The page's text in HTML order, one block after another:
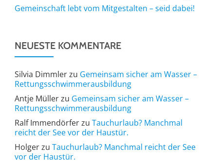
Gemeinschaft lebt vom Mitgestalten – seid dabei!
NEUESTE KOMMENTARE
Silvia Dimmlerzu Gemeinsam sicher am Wasser –
Rettungsschwimmerausbildung
Antje Müllerzu Gemeinsam sicher am Wasser –
Rettungsschwimmerausbildung
Ralf Immendörferzu Tauchurlaub? Manchmal
reicht der See vor der Haustür.
Holgerzu Tauchurlaub? Manchmal reicht der See
vor der Haustür.